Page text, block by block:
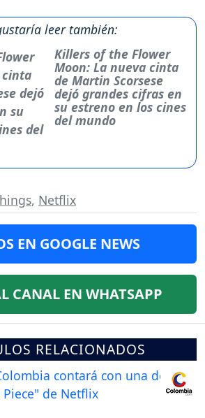
leer también:
Killers of the Flower
Moon: La nueva cinta
de Martin Scorsese
dejó grandes cifras en
su estreno en los cines
del mundo
, Netflix
EN GOOGLE NEWS
CANAL EN WHATSAPP
RELACIONADOS